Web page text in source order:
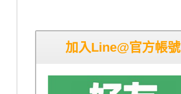
加入Line@官方帳號